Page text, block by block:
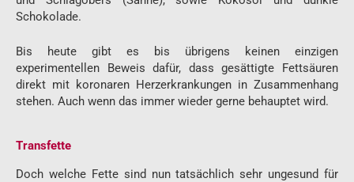
Schokolade.
Bis heute gibt es bis übrigens keinen einzigen
experimentellen Beweis dafür, dass gesättigte Fettsäuren
direkt mit koronaren Herzerkrankungen in Zusammenhang
stehen. Auch wenn das immer wieder gerne behauptet wird.
Transfette
Doch welche Fette sind nun tatsächlich sehr ungesund für